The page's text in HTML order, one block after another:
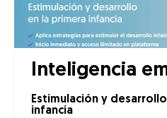
Inteligencia
Estimulación y
infancia